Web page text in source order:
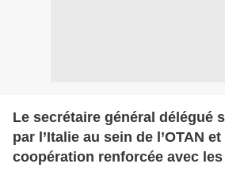
Le secrétaire général délégué
par l’Italie au sein de l’OTAN
coopération renforcée avec